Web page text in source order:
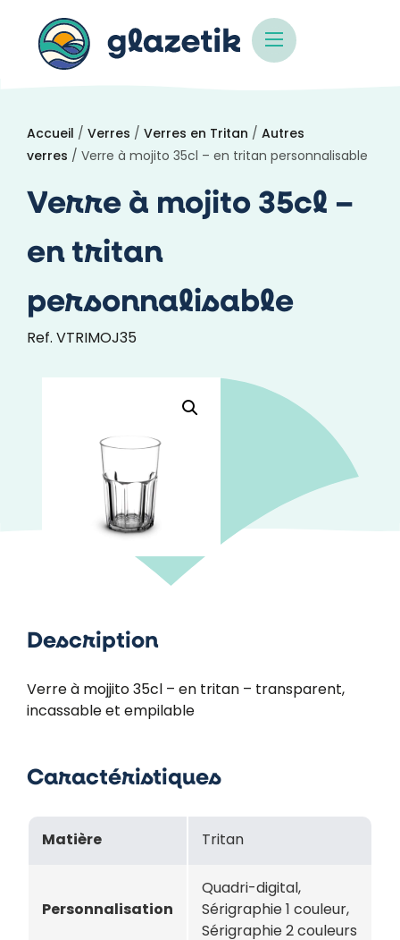
Accueil / Verres / Verres en Tritan / Autres
verres / Verre à mojito 35cl – en tritan personnalisable
Verre à mojito 35cl –
en tritan
personnalisable
Ref. VTRIMOJ35
Description
Verre à mojjito 35cl – en tritan – transparent,
incassable et empilable
Caractéristiques
Matière Tritan
Personnalisation
Quadri-digital,
Sérigraphie 1 couleur,
Sérigraphie 2 couleurs